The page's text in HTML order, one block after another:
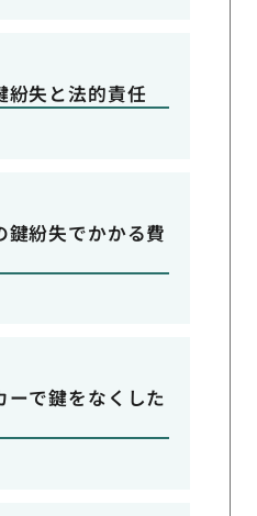
紛失と法的責任
鍵紛失でかかる費
ーで鍵をなくした